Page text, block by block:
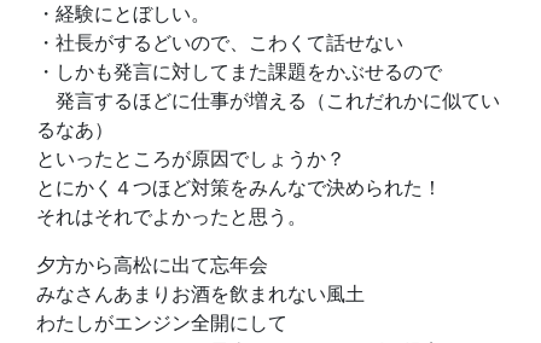
・経験にとぼしい。
・社長がするどいので、こわくて話せない
・しかも発言に対してまた課題をかぶせるので
発言するほどに仕事が増える（これだれかに似てい
るなあ）
といったところが原因でしょうか？
とにかく４つほど対策をみんなで決められた！
それはそれでよかったと思う。
夕方から高松に出て忘年会
みなさんあまりお酒を飲まれない風土
わたしがエンジン全開にして